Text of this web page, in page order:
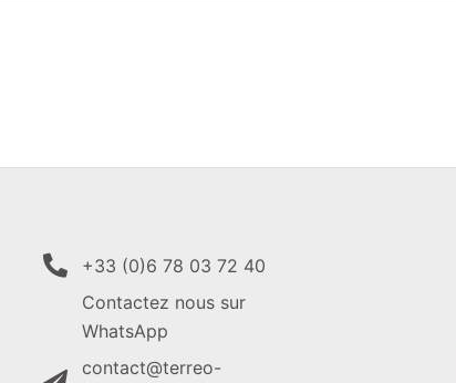
+33 (0)6 78 03 72 40
Contactez nous sur
WhatsApp
contact@terreo-